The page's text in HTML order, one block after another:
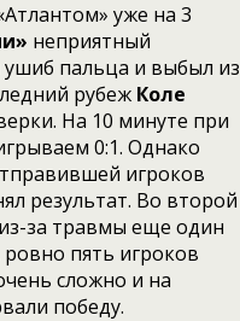
уже на 3
неприятный
пальца и выбыл из
рубеж Коле
На 10 минуте при
0:1. Однако
игроков
результат. Во второй
за травмы еще один
пять игроков
сложно и на
победу.